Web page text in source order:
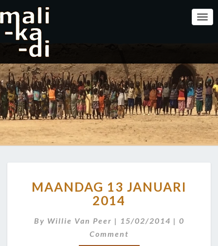
13
JANUARI
2014
MAANDAG 13 JANUARI
2014
By Willie Van Peer | 15/02/2014 | 0
Comment